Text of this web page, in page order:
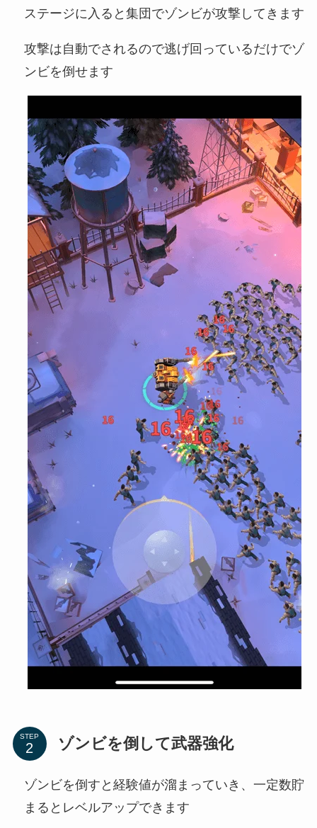
ステージに入ると集団でゾンビが攻撃してきます
攻撃は自動でされるので逃げ回っているだけでゾ
ンビを倒せます
STEP ゾンビを倒して武器強化
ゾンビを倒すと経験値が溜まっていき、一定数貯
まるとレベルアップできます